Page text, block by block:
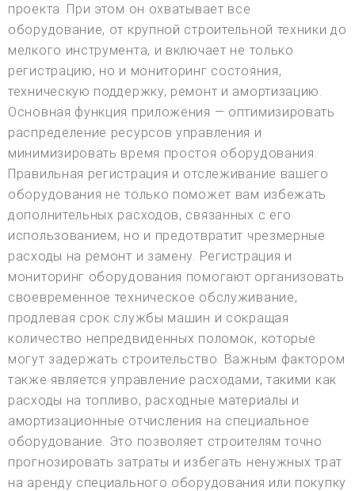
проекта. При этом он охватывает все
оборудование, от крупной строительной техники до
мелкого инструмента, и включает не только
регистрацию, но и мониторинг состояния,
техническую поддержку, ремонт и амортизацию.
Основная функция приложения — оптимизировать
распределение ресурсов управления и
минимизировать время простоя оборудования.
Правильная регистрация и отслеживание вашего
оборудования не только поможет вам избежать
дополнительных расходов, связанных с его
использованием, но и предотвратит чрезмерные
расходы на ремонт и замену. Регистрация и
мониторинг оборудования помогают организовать
своевременное техническое обслуживание,
продлевая срок службы машин и сокращая
количество непредвиденных поломок, которые
могут задержать строительство. Важным фактором
также является управление расходами, такими как
расходы на топливо, расходные материалы и
амортизационные отчисления на специальное
оборудование. Это позволяет строителям точно
прогнозировать затраты и избегать ненужных трат
на аренду специального оборудования или покупку